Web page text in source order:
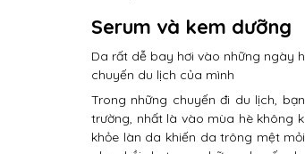
Serum và kem dưỡng
Da rất dễ bay hơi vào những ngày
chuyến du lịch của mình
Trong những chuyến đi du lịch,
trường, nhất là vào mùa hè không
khỏe làn da khiến da trông mệt